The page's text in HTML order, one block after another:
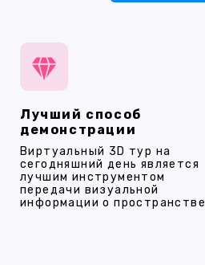
Лучший способ
демонстрации
Виртуальный 3D тур на
сегодняшний день является
лучшим инструментом
передачи визуальной
информации о пространстве